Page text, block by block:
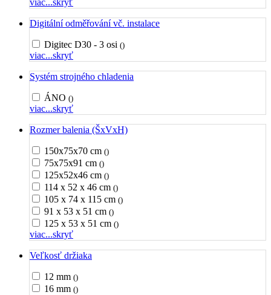
viac...skryť
Digitální odměřování vč. instalace
Digitec D30 - 3 osi ()
viac...skryť
Systém strojného chladenia
ÁNO ()
viac...skryť
Rozmer balenia (ŠxVxH)
150x75x70 cm ()
75x75x91 cm ()
125x52x46 cm ()
114 x 52 x 46 cm ()
105 x 74 x 115 cm ()
91 x 53 x 51 cm ()
125 x 53 x 51 cm ()
viac...skryť
Veľkosť držiaka
12 mm ()
16 mm ()